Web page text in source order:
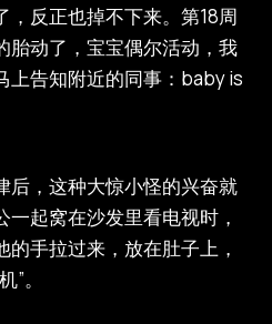
，反正也掉不下来。第18周
胎动了，宝宝偶尔活动，我
上告知附近的同事：baby is
后，这种大惊小怪的兴奋就
起窝在沙发里看电视时，
手拉过来，放在肚子上，
。